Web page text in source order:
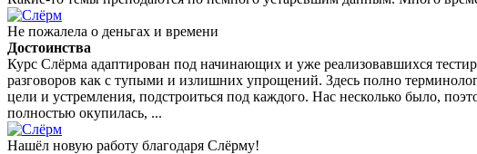
Не пожалела о деньгах и времени
Достоинства
Курс Слёрма адаптирован под начинающих и уже реализовавшихся
разговоров как с тупыми и излишних упрощений. Здесь полно
цели и устремления, подстроиться под каждого. Нас несколько было,
полностью окупилась, ...
Нашёл новую работу благодаря Слёрму!